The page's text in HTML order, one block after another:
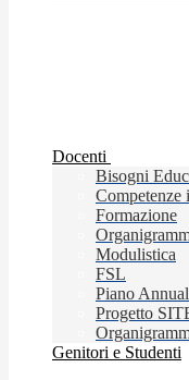
Docenti
Bisogni
Competenze
Formazione
Modulistica
FSL
Piano
Progetto
Genitori e Studenti